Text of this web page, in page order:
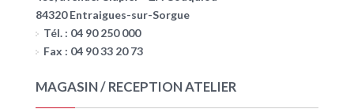
84320 Entraigues-sur-Sorgue
Tél. : 04 90 250 000
Fax : 04 90 33 20 73
MAGASIN / RECEPTION ATELIER